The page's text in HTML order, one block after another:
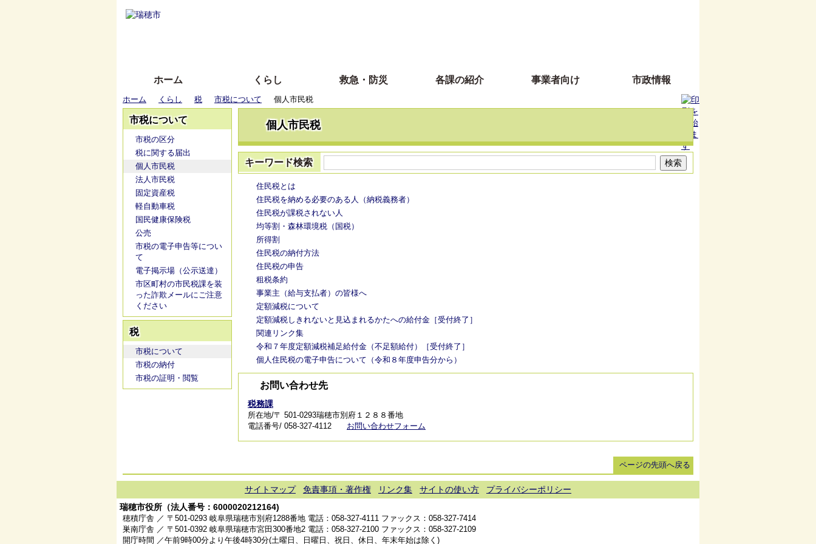
ホーム くらし 救急・防災 各課の紹介 事業者向け 市政情報
ホーム くらし 税 市税について 個人市民税
市税について
市税の区分
税に関する届出
個人市民税
法人市民税
固定資産税
軽自動車税
国民健康保険税
公売
市税の電子申告等につい
て
電子掲示場（公示送達）
市区町村の市民税課を装
った詐欺メールにご注意
ください
税
市税について
市税の納付
市税の証明・閲覧
個人市民税
キーワード検索
住民税とは
住民税を納める必要のある人（納税義務者）
住民税が課税されない人
均等割・森林環境税（国税）
所得割
住民税の納付方法
住民税の申告
租税条約
事業主（給与支払者）の皆様へ
定額減税について
定額減税しきれないと見込まれるかたへの給付金［受付終了］
関連リンク集
令和７年度定額減税補足給付金（不足額給付）［受付終了］
個人住民税の電子申告について（令和８年度申告分から）
お問い合わせ先
税務課
所在地/〒 501-0293瑞穂市別府１２８８番地
電話番号/ 058-327-4112
お問い合わせフォーム
ページの先頭へ戻る
サイトマップ 免責事項・著作権 リンク集 サイトの使い方
プライバシーポリシー
瑞穂市役所（法人番号：6000020212164)
穂積庁舎 ／ 〒501-0293 岐阜県瑞穂市別府1288番地 電話： 058-327-4111 ファックス：058-327-7414
巣南庁舎 ／ 〒501-0392 岐阜県瑞穂市宮田300番地2 電話： 058-327-2100 ファックス：058-327-2109
開庁時間 ／午前9時00分より午後4時30分(土曜日、日曜日、祝日、休日、年末年始は除く)